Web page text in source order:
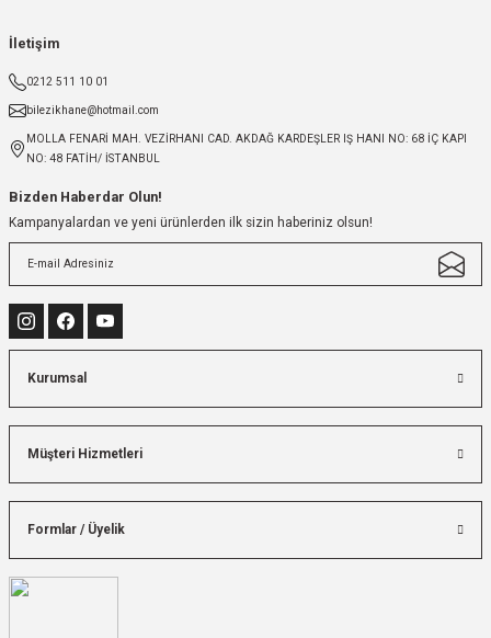
İletişim
0212 511 10 01
bilezikhane@hotmail.com
MOLLA FENARİ MAH. VEZİRHANI CAD. AKDAĞ KARDEŞLER IŞ HANI NO: 68 İÇ KAPI
NO: 48 FATİH/ İSTANBUL
Bizden Haberdar Olun!
Kampanyalardan ve yeni ürünlerden ilk sizin haberiniz olsun!
Kurumsal
Müşteri Hizmetleri
Formlar / Üyelik